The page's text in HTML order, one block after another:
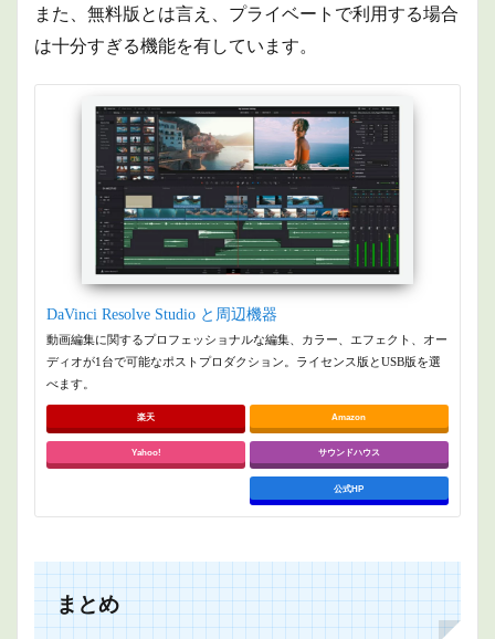
また、 無料版とは言え、プライベートで利用する場合
は十分すぎる機能を有しています。
DaVinci Resolve Studio と周辺機器
動画編集に関するプロフェッショナルな編集、カラー、エフェクト、オー
ディオが1台で可能なポストプロダクション。ライセンス版とUSB版を選
べます。
楽天 Amazon
Yahoo! サウンドハウス
公式HP
まとめ